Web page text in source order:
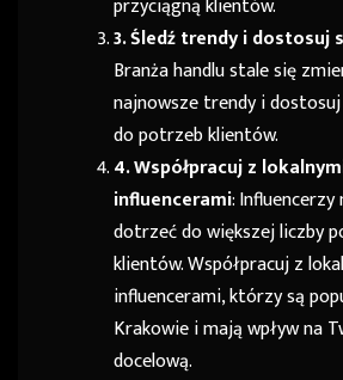
przyciągną klientów.
3. Śledź trendy i dostosuj
Branża handlu stale się
najnowsze trendy i
do potrzeb klientów.
4. Współpracuj z
influencerami:
dotrzeć do większej liczby
klientów. Współpracuj z
influencerami, którzy są
Krakowie i mają wpływ na
docelową.